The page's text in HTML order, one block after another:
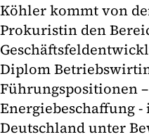
Köhler kommt von
Prokuristin den
Diplom
Führungspositionen
Energiebeschaffung
Deutschland unter